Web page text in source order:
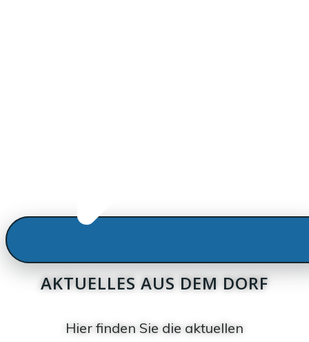
AKTUELLES AUS DEM DORF
Hier finden Sie die aktuellen